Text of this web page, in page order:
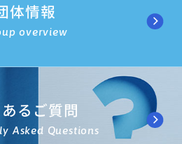
体情報
overview
るご質問
Asked Questions